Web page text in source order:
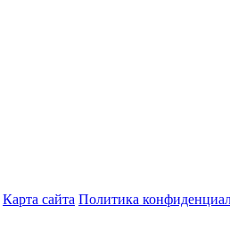
Карта сайта Политика